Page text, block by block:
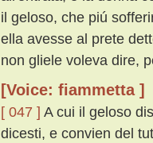
il geloso, che piú
ella avesse al prete
non gliele voleva dire,
[Voice: fiammetta ]
[ 047 ] A cui il geloso
dicesti, e convien del